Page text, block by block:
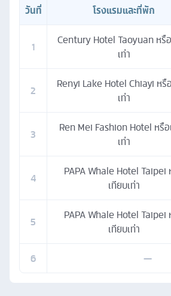
วันที่ โรงแรมและที่พัก
1
Century Hotel Taoyuan หรื
เท่า
2
Renyi Lake Hotel Chiayi หรื
เท่า
3
Ren Mei Fashion Hotel หรื
เท่า
4
PAPA Whale Hotel Taipei
เทียบเท่า
5
PAPA Whale Hotel Taipei
เทียบเท่า
6
—